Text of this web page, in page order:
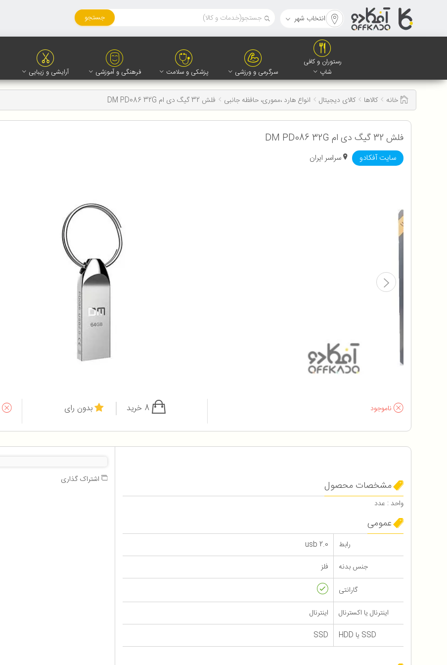
انتخاب شهر جستجو
رستوران و کافی
شاپ
سرگرمی و ورزشی پزشکی و سلامت فرهنگی و آموزشی آرایشی و زیبایی
خانه کالاها کالای دیجیتال انواع هارد ،مموری، حافظه جانبی فلش 32 گیگ دی ام DM PD086 32G
فلش 32 گیگ دی ام DM PD086 32G
سایت آفکادو سراسر ایران
ناموجود 8 خرید بدون رای
مشخصات محصول
واحد : عدد
عمومی
رابط
usb 2.0
جنس بدنه
فلز
گارانتی
اینترنال یا اکسترنال
اینترنال
SSD یا HDD
SSD
اشتراک گذاری